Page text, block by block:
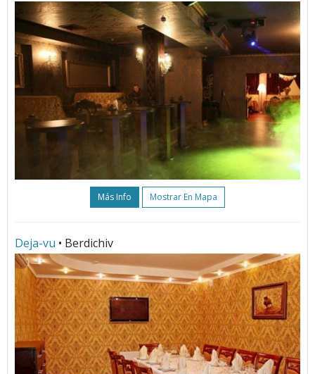
Más Info Mostrar En Mapa
Deja-vu • Berdichiv